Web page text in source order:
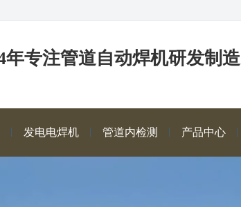
年专注管道自动焊机研发制造
发电电焊机 管道内检测 产品中心